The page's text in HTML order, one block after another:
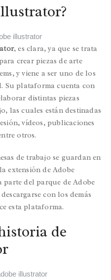
, es clara, ya que se trata
crear piezas de arte
y viene a ser uno de los
Su plataforma cuenta con
distintas piezas
las cuales están destinadas
vídeos, publicaciones
otros.
de trabajo se guardan en
extensión de Adobe
del parque de Adobe
con los demás
esta plataforma.
de